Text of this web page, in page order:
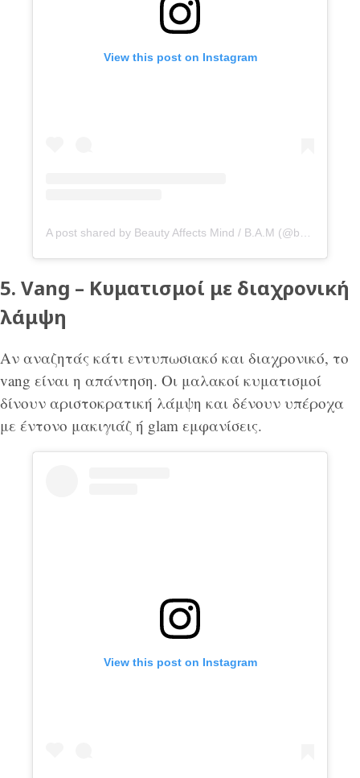
View this post on Instagram
5. Vang – Κυματισμοί με διαχρονική
λάμψη
Αν αναζητάς κάτι εντυπωσιακό και διαχρονικό, το
vang είναι η απάντηση. Οι μαλακοί κυματισμοί
δίνουν αριστοκρατική λάμψη και δένουν υπέροχα
με έντονο μακιγιάζ ή glam εμφανίσεις.
View this post on Instagram